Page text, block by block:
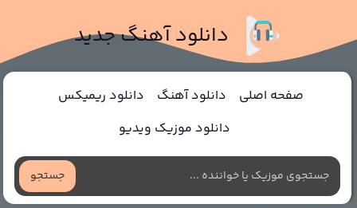
دانلود آهنگ جدید
صفحه اصلی دانلود آهنگ
دانلود ریمیکس
دانلود موزیک ویدیو
جستجو